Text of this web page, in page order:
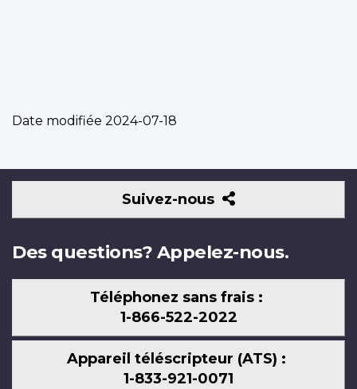
Date modifiée 2024-07-18
Suivez-nous
Suivez-
nous
Des questions? Appelez-nous.
Téléphonez sans frais :
1-866-522-2022
Appareil téléscripteur (ATS) :
1-833-921-0071